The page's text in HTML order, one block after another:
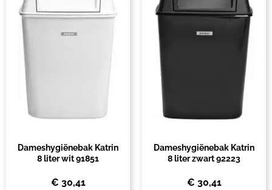
Dameshygiënebak Katrin
8 liter wit 91851
€ 30,41
Dameshygiënebak Katrin
8 liter zwart 92223
€ 30,41